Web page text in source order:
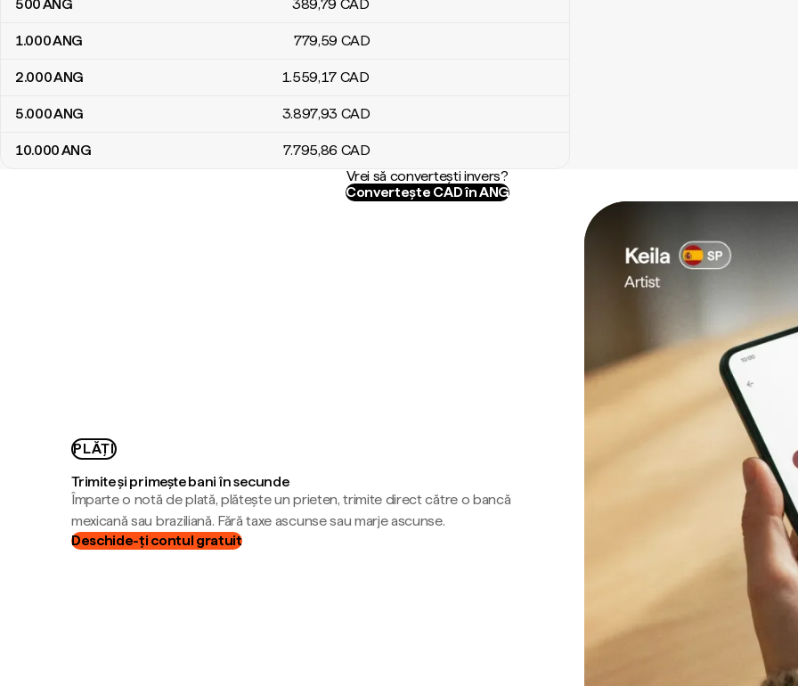
500ANG 389,79 CAD
1.000ANG 779,59 CAD
2.000ANG 1.559,17 CAD
5.000ANG 3.897,93 CAD
10.000ANG 7.795,86 CAD
Vrei să convertești invers?
Convertește CAD în ANG
PLĂȚI
Trimite și primește bani în secunde
Împarte o notă de plată, plătește un prieten, trimite direct către o bancă
mexicană sau braziliană. Fără taxe ascunse sau marje ascunse.
Deschide-ți contul gratuit